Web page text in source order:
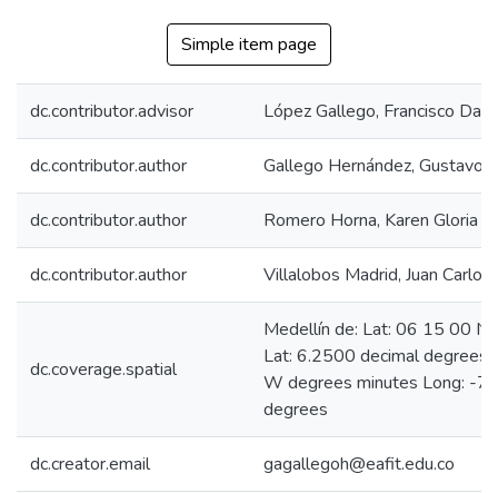
Simple item page
dc.contributor.advisor López Gallego, Francisco
dc.contributor.author Gallego Hernández, Gustavo
dc.contributor.author Romero Horna, Karen Gloria
dc.contributor.author Villalobos Madrid, Juan Carlos
dc.coverage.spatial
Medellín de: Lat: 06 15 00 N
Lat: 6.2500 decimal
W degrees minutes Long: -
degrees
dc.creator.email gagallegoh@eafit.edu.co